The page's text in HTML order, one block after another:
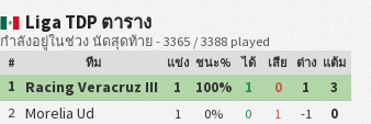
Liga TDP ตาราง
กำลังอยู่ในช่วง นัดสุดท้าย - 3365 / 3388 played
# ทีม แข่ง ชนะ% ได้ เสีย ต่าง แต้ม
1 Racing Veracruz III 1 100% 1 0 1
3
2
Morelia Ud
1 0% 0 1 -1
0